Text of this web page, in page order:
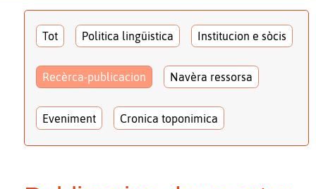
Tot Politica lingüistica Institucion e sòcis
Recèrca-publicacion Navèra ressorsa
Eveniment Cronica toponimica